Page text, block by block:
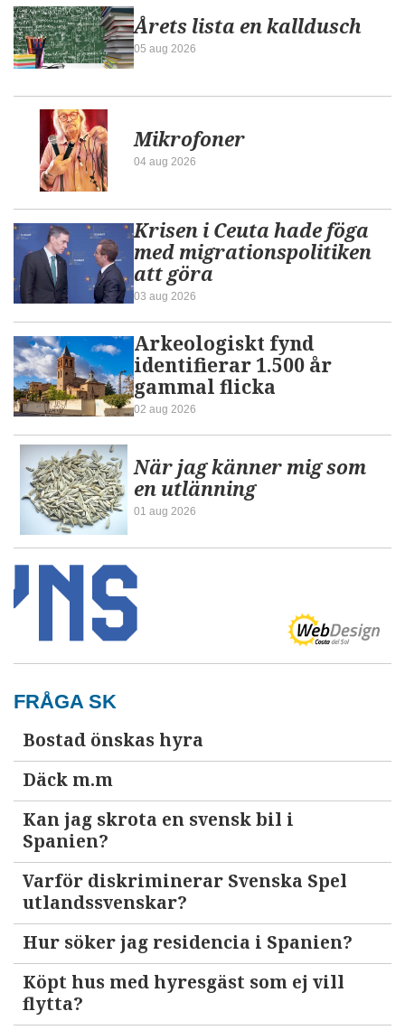
Årets lista en kalldusch
05 aug 2026
Mikrofoner
04 aug 2026
Krisen i Ceuta hade föga
med migrationspolitiken
att göra
03 aug 2026
Arkeologiskt fynd
identifierar 1.500 år
gammal flicka
02 aug 2026
När jag känner mig som
en utlänning
01 aug 2026
FRÅGA SK
Bostad önskas hyra
Däck m.m
Kan jag skrota en svensk bil i
Spanien?
Varför diskriminerar Svenska Spel
utlandssvenskar?
Hur söker jag residencia i Spanien?
Köpt hus med hyresgäst som ej vill
flytta?